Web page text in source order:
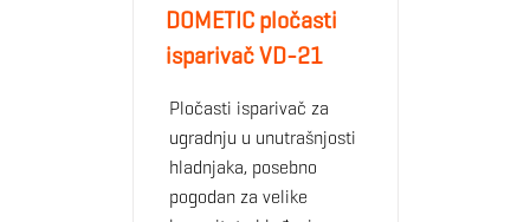
DOMETIC pločasti
isparivač VD-21
Pločasti isparivač za
ugradnju u unutrašnjosti
hladnjaka, posebno
pogodan za velike